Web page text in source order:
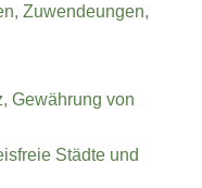
Zuwendeungen,
Gewährung von
Städte und